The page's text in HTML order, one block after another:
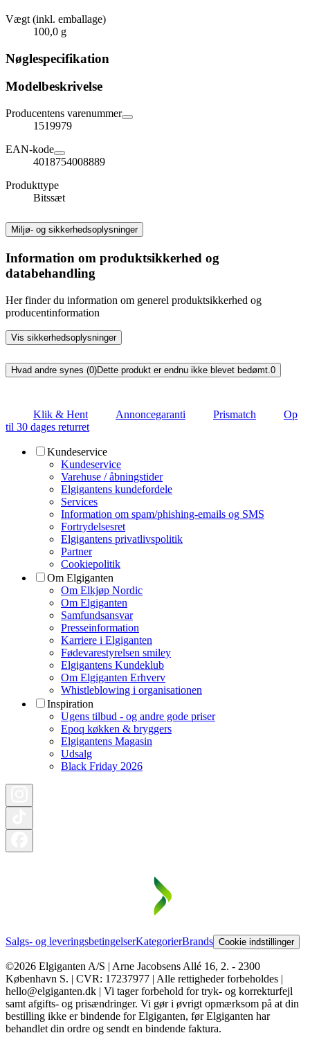
Vægt (inkl. emballage)
100,0 g
Nøglespecifikation
Modelbeskrivelse
Producentens varenummer
1519979
EAN-kode
4018754008889
Produkttype
Bitssæt
Miljø- og sikkerhedsoplysninger
Information om produktsikkerhed og
databehandling
Her finder du information om generel produktsikkerhed og
producentinformation
Vis sikkerhedsoplysninger
Hvad andre synes (0)Dette produkt er endnu ikke blevet bedømt. 0
Klik & Hent Annoncegaranti Prismatch
Op
til 30 dages returret
Kundeservice
Kundeservice
Varehuse / åbningstider
Elgigantens kundefordele
Services
Information om spam/phishing-emails og SMS
Fortrydelsesret
Elgigantens privatlivspolitik
Partner
Cookiepolitik
Om Elgiganten
Om Elkjøp Nordic
Om Elgiganten
Samfundsansvar
Presseinformation
Karriere i Elgiganten
Fødevarestyrelsen smiley
Elgigantens Kundeklub
Om Elgiganten Erhverv
Whistleblowing i organisationen
Inspiration
Ugens tilbud - og andre gode priser
Epoq køkken & bryggers
Elgigantens Magasin
Udsalg
Black Friday 2026
Salgs- og leveringsbetingelserKategorierBrands Cookie indstillinger
©2026 Elgiganten A/S | Arne Jacobsens Allé 16, 2. - 2300
København S. | CVR: 17237977 | Alle rettigheder forbeholdes |
hello@elgiganten.dk | Vi tager forbehold for tryk- og korrekturfejl
samt afgifts- og prisændringer. Vi gør i øvrigt opmærksom på at din
bestilling ikke er bindende for Elgiganten, før Elgiganten har
behandlet din ordre og sendt en bindende faktura.